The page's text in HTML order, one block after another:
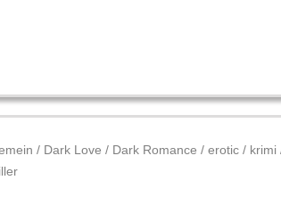
/ Dark Love / Dark Romance /erotic / krimi